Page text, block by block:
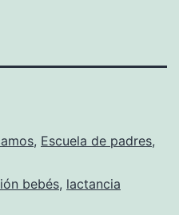
, Escuela de padres,
bebés, lactancia